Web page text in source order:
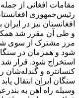
مقامات افغانی از
رئیس‌جمهوری
افغانستان نیز در
و طی آن مقرر شد
مرز مشترک از سوی
شود و همزمان در
استخراج شود. قرار شد
کنسانتره و گندله‌شان
سنگان ایران انتقال
وسیله راه آهن به